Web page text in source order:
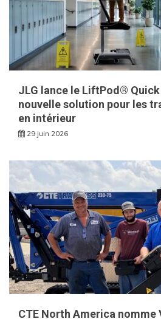
JLG lance le LiftPod®
nouvelle solution pour les
en intérieur
29 juin 2026
CTE North America nomme